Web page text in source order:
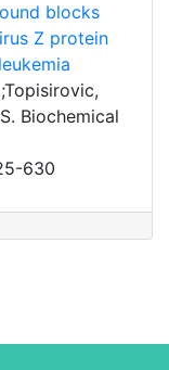
blocks
Z protein
Biochemical
630